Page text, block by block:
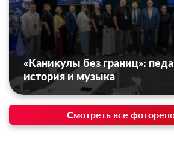
«Каникулы без границ»:
история и музыка
Смотреть все